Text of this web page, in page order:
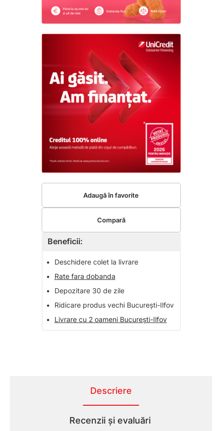
Beneficii:
•
Deschidere colet la livrare
•
Rate fara dobanda
•
Depozitare 30 de zile
•
Ridicare produs vechi București-Ilfov
•
Livrare cu 2 oameni București-Ilfov
Adaugă în favorite
Compară
Descriere
Recenzii și evaluări